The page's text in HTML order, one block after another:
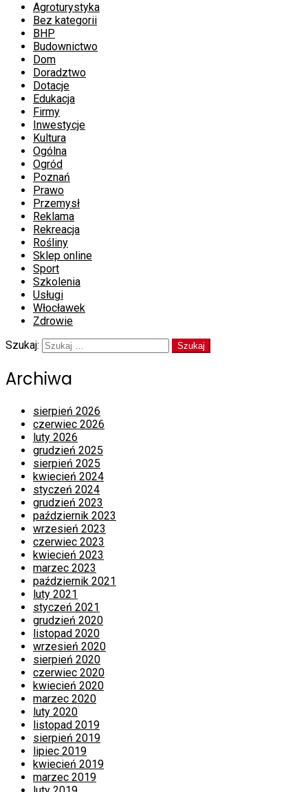
Agroturystyka
Bez kategorii
BHP
Budownictwo
Dom
Doradztwo
Dotacje
Edukacja
Firmy
Inwestycje
Kultura
Ogólna
Ogród
Poznań
Prawo
Przemysł
Reklama
Rekreacja
Rośliny
Sklep online
Sport
Szkolenia
Usługi
Włocławek
Zdrowie
Szukaj:
Archiwa
sierpień 2026
czerwiec 2026
luty 2026
grudzień 2025
sierpień 2025
kwiecień 2024
styczeń 2024
grudzień 2023
październik 2023
wrzesień 2023
czerwiec 2023
kwiecień 2023
marzec 2023
październik 2021
luty 2021
styczeń 2021
grudzień 2020
listopad 2020
wrzesień 2020
sierpień 2020
czerwiec 2020
kwiecień 2020
marzec 2020
luty 2020
listopad 2019
sierpień 2019
lipiec 2019
kwiecień 2019
marzec 2019